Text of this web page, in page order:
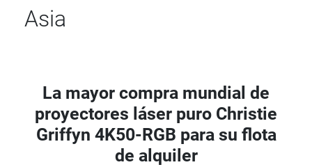
Asia
La mayor compra mundial de
proyectores láser puro Christie
Griffyn 4K50-RGB para su flota
de alquiler